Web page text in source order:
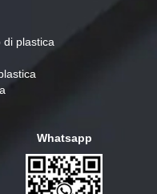
plastica
Whatsapp